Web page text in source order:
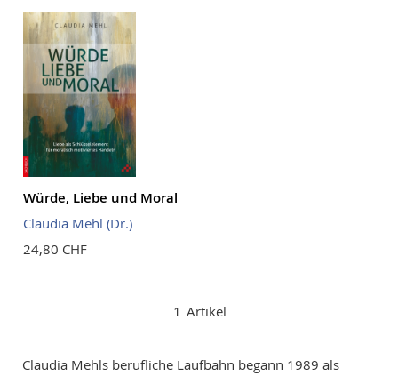
Würde, Liebe und Moral
Claudia Mehl (Dr.)
24,80 CHF
1 Artikel
Claudia Mehls berufliche Laufbahn begann 1989 als